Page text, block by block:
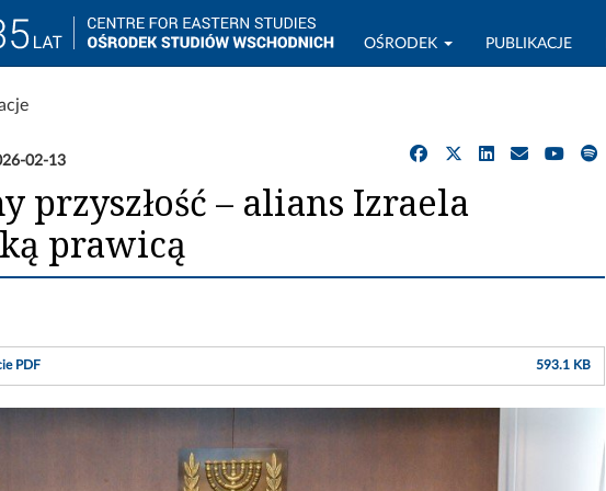
OŚRODEK PUBLIKACJE
02-13
przyszłość – alians Izraela
prawicą
PDF 593.1 KB